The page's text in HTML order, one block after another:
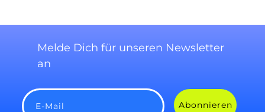
Melde Dich für unseren Newsletter
an
E-Mail Abonnieren